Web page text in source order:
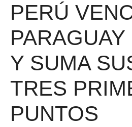
PERÚ
PARAGUAY
Y SUMA
TRES
PUNTOS